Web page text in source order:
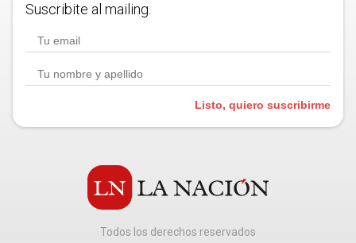
Suscribite al mailing.
Listo, quiero suscribirme
Todos los derechos reservados